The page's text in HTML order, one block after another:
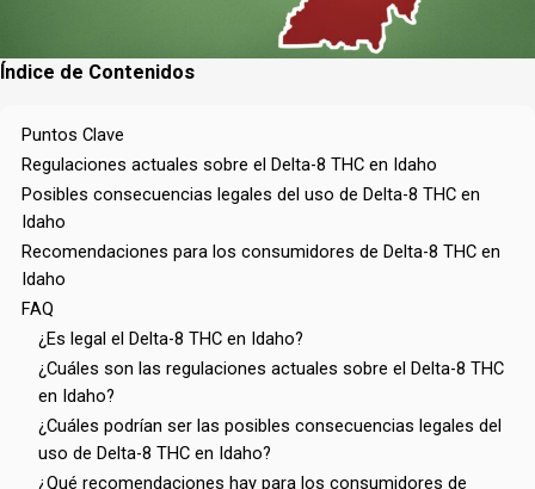
Índice de Contenidos
Puntos Clave
Regulaciones actuales sobre el Delta-8 THC en Idaho
Posibles consecuencias legales del uso de Delta-8 THC en
Idaho
Recomendaciones para los consumidores de Delta-8 THC en
Idaho
FAQ
¿Es legal el Delta-8 THC en Idaho?
¿Cuáles son las regulaciones actuales sobre el Delta-8 THC
en Idaho?
¿Cuáles podrían ser las posibles consecuencias legales del
uso de Delta-8 THC en Idaho?
¿Qué recomendaciones hay para los consumidores de